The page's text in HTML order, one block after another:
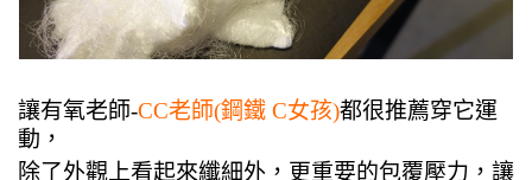
讓有氧老師-CC老師(鋼鐵 C女孩)都很推薦穿它運
動，
除了外觀上看起來纖細外，更重要的包覆壓力， 讓